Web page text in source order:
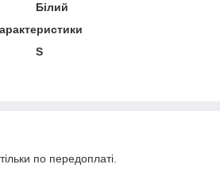
Білий
S
по передоплаті.